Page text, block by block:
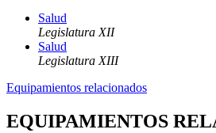
Salud
Legislatura XII
Salud
Legislatura XIII
Equipamientos relacionados
EQUIPAMIENTOS